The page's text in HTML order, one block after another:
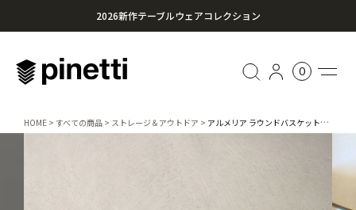
2026新作テーブルウェアコレクション
¥20,000円以上のお買い上げで送料無料
0
HOME すべての商品 ストレージ＆アウトドア アルメリア ラウンドバスケットφ40cm レザーハンドル / 1143 / 国内在庫品